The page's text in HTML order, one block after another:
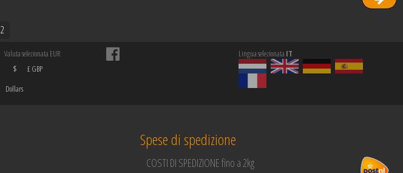
2
Valuta selezionata EUR
$
Dollars
£ GBP
Lingua selezionata IT
Spese di spedizione
COSTI DI SPEDIZIONE fino a 2kg